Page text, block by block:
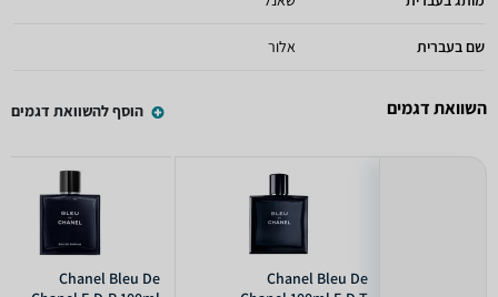
שם בעברית אלור
השוואת דגמים הוסף להשוואת דגמים
Chanel Bleu De
Chanel Bleu De